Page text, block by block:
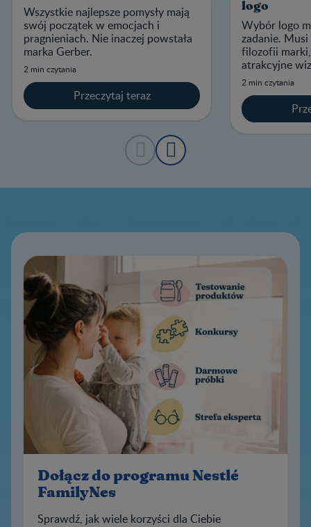
Wszystkie najlepsze pomysły mają
swój początek w emocjach i
pragnieniach. Nie inaczej powstała
marka Gerber.
2 min czytania
Przeczytaj teraz
logo
Wybór logo
zadanie.
filozofii
atrakcyjne
zapadało w
jest logo
2 min czytania
Dołącz do programu Nestlé
FamilyNes
Sprawdź, jak wiele korzyści dla Ciebie